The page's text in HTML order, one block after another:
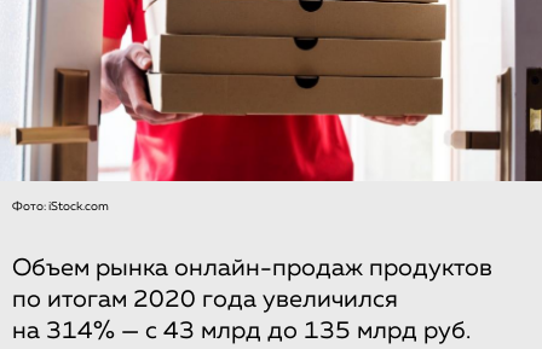
Фото: iStock.com
Объем рынка онлайн-продаж продуктов
по итогам 2020 года увеличился
на 314% — с 43 млрд до 135 млрд руб.